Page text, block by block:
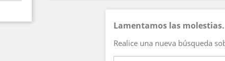
Lamentamos las molestias.
Realice una nueva búsqueda